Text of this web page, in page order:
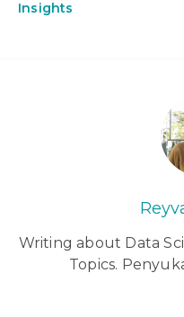
Insights
Writing about Data
Topics.